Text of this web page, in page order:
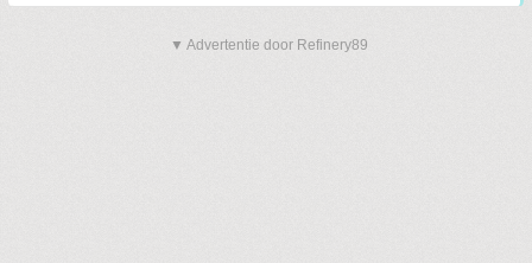
▼ Advertentie door Refinery89